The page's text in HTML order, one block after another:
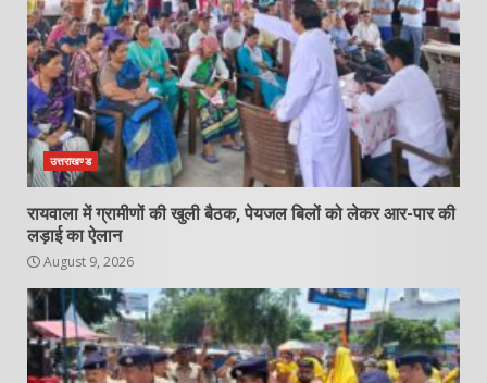
उत्तराखण्ड
रायवाला में ग्रामीणों की खुली बैठक, पेयजल बिलों को लेकर आर-पार की
लड़ाई का ऐलान
August 9, 2026